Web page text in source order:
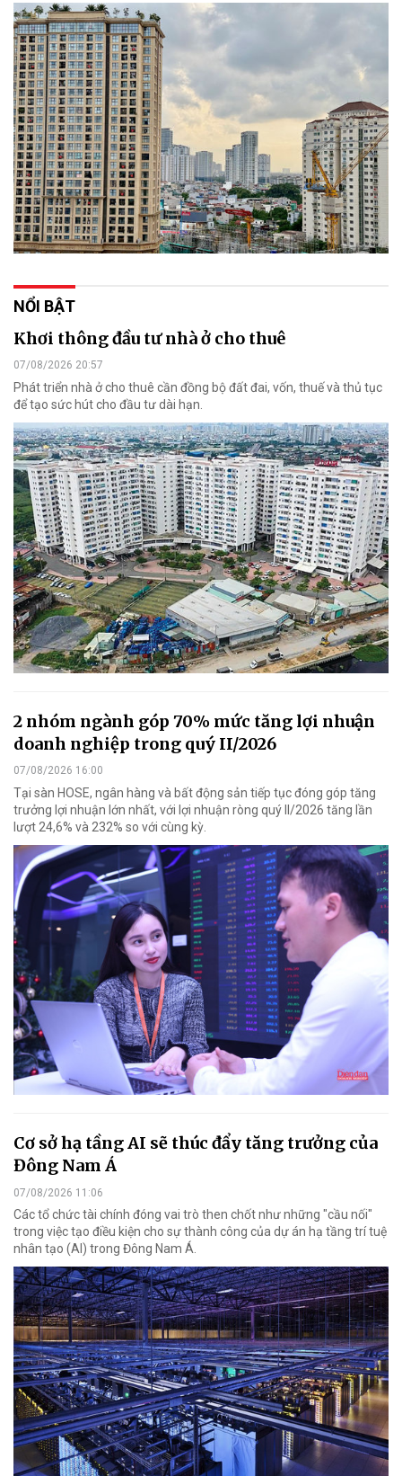
NỔI BẬT
Khơi thông đầu tư nhà ở cho thuê
07/08/2026 20:57
Phát triển nhà ở cho thuê cần đồng bộ đất đai, vốn, thuế và thủ tục
để tạo sức hút cho đầu tư dài hạn.
2 nhóm ngành góp 70% mức tăng lợi nhuận
doanh nghiệp trong quý II/2026
07/08/2026 16:00
Tại sàn HOSE, ngân hàng và bất động sản tiếp tục đóng góp tăng
trưởng lợi nhuận lớn nhất, với lợi nhuận ròng quý II/2026 tăng lần
lượt 24,6% và 232% so với cùng kỳ.
Cơ sở hạ tầng AI sẽ thúc đẩy tăng trưởng của
Đông Nam Á
07/08/2026 11:06
Các tổ chức tài chính đóng vai trò then chốt như những "cầu nối"
trong việc tạo điều kiện cho sự thành công của dự án hạ tầng trí tuệ
nhân tạo (AI) trong Đông Nam Á.